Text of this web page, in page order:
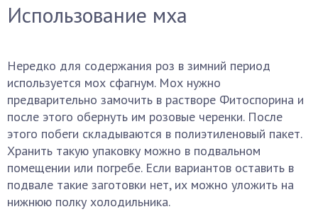
Использование мха
Нередко для содержания роз в зимний период
используется мох сфагнум. Мох нужно
предварительно замочить в растворе Фитоспорина и
после этого обернуть им розовые черенки. После
этого побеги складываются в полиэтиленовый пакет.
Хранить такую упаковку можно в подвальном
помещении или погребе. Если вариантов оставить в
подвале такие заготовки нет, их можно уложить на
нижнюю полку холодильника.